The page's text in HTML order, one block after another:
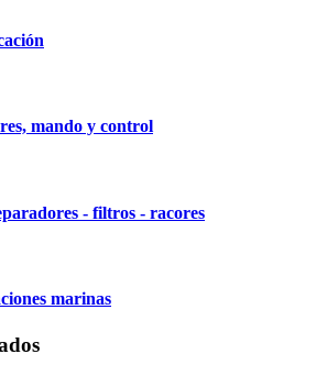
mando y control
- filtros - racores
marinas